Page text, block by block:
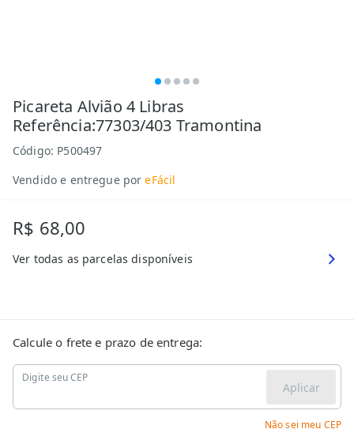
Picareta Alvião 4 Libras
Referência:77303/403 Tramontina
Código: P500497
Vendido e entregue por eFácil
R$ 68,00
Ver todas as parcelas disponíveis
Calcule o frete e prazo de entrega:
Digite seu CEP
Aplicar
Não sei meu CEP